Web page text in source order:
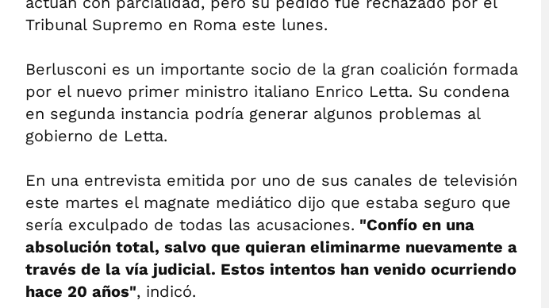
Tribunal Supremo en Roma este lunes.
Berlusconi es un importante socio de la gran coalición formada
por el nuevo primer ministro italiano Enrico Letta. Su condena
en segunda instancia podría generar algunos problemas al
gobierno de Letta.
En una entrevista emitida por uno de sus canales de televisión
este martes el magnate mediático dijo que estaba seguro que
sería exculpado de todas las acusaciones. "Confío en una
absolución total, salvo que quieran eliminarme nuevamente a
través de la vía judicial. Estos intentos han venido ocurriendo
hace 20 años", indicó.